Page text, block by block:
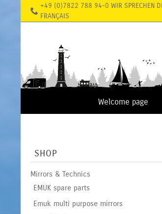
+49 (0)7822 788 94-0 WIR SPRECHEN
FRANÇAIS
Welcome page
SHOP
Mirrors & Technics
EMUK spare parts
Emuk multi purpose mirrors